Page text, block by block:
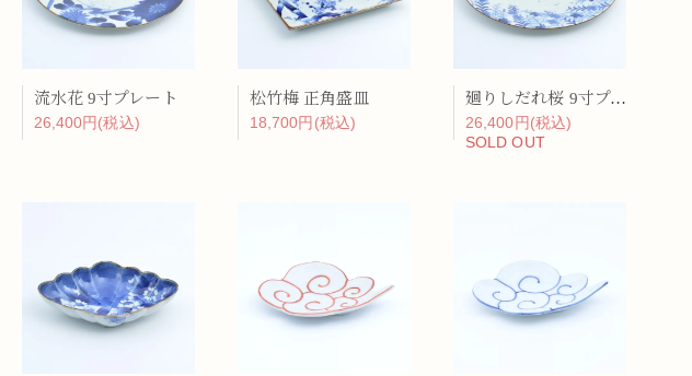
流水花 9寸プレート
26,400円(税込)
松竹梅 正角盛皿
18,700円(税込)
廻りしだれ桜 9寸プレート
26,400円(税込)
SOLD OUT